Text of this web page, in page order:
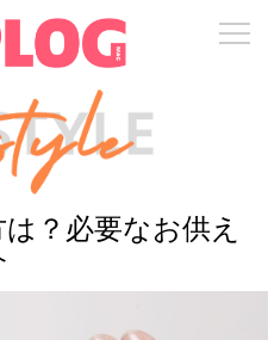
？必要なお供え